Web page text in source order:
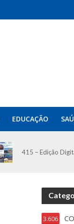
EDUCAÇÃO
415 – Edição
3.606